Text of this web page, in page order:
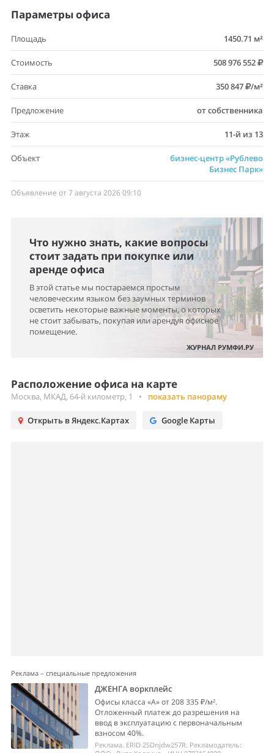
Параметры офиса
Площадь 1450.71 м²
Стоимость 508 976 552
Ставка 350 847 /м²
Предложение от собственника
Этаж 11-й из 13
Объект
бизнес-центр «Рублево
Бизнес Парк»
Объявление от 7 августа 2026 09:10
Что нужно знать, какие вопросы
стоит задать при покупке или
аренде офиса
В этой статье мы постараемся простым
человеческим языком без заумных терминов
осветить некоторые важные моменты, о которых
не стоит забывать, покупая или арендуя офисное
помещение.
ЖУРНАЛ РУМФИ.РУ
Расположение офиса на карте
Москва, МКАД, 64-й километр, 1 • показать панораму
Открыть в Яндекс.Картах Google Карты
Реклама – специальные предложения
ДЖЕНГА воркплейс
Офисы класса «А» от 208 335 ₽/м².
Отложенный платеж до разрешения на
ввод в эксплуатацию с первоначальным
взносом 40%.
Реклама. ERID 2SDnjdw257R. Рекламодатель: